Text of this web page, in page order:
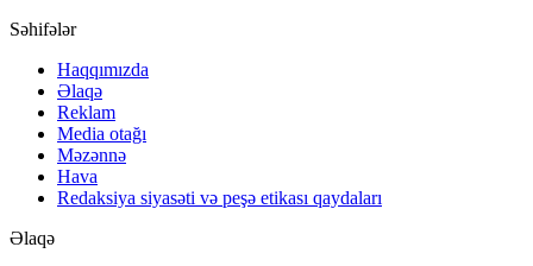
Səhifələr
Haqqımızda
Əlaqə
Reklam
Media otağı
Məzənnə
Hava
Redaksiya siyasəti və peşə etikası qaydaları
Əlaqə